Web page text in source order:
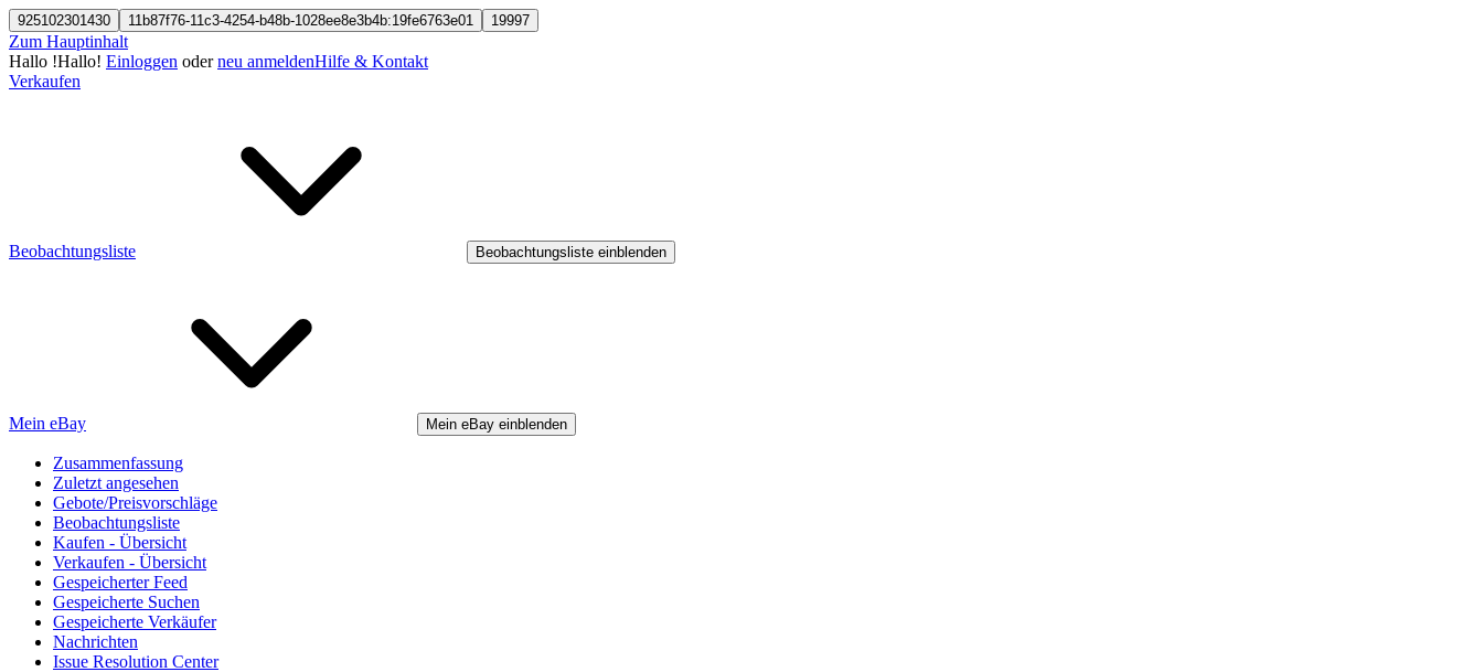
925102301430 11b87f76-11c3-4254-b48b-1028ee8e3b4b:19fe6763e01 19997
Zum Hauptinhalt
Hallo !Hallo! Einloggen oderneu anmeldenHilfe & Kontakt
Verkaufen
Beobachtungsliste Beobachtungsliste einblenden
Mein eBay Mein eBay einblenden
Zusammenfassung
Zuletzt angesehen
Gebote/Preisvorschläge
Beobachtungsliste
Kaufen - Übersicht
Verkaufen - Übersicht
Gespeicherter Feed
Gespeicherte Suchen
Gespeicherte Verkäufer
Nachrichten
Issue Resolution Center